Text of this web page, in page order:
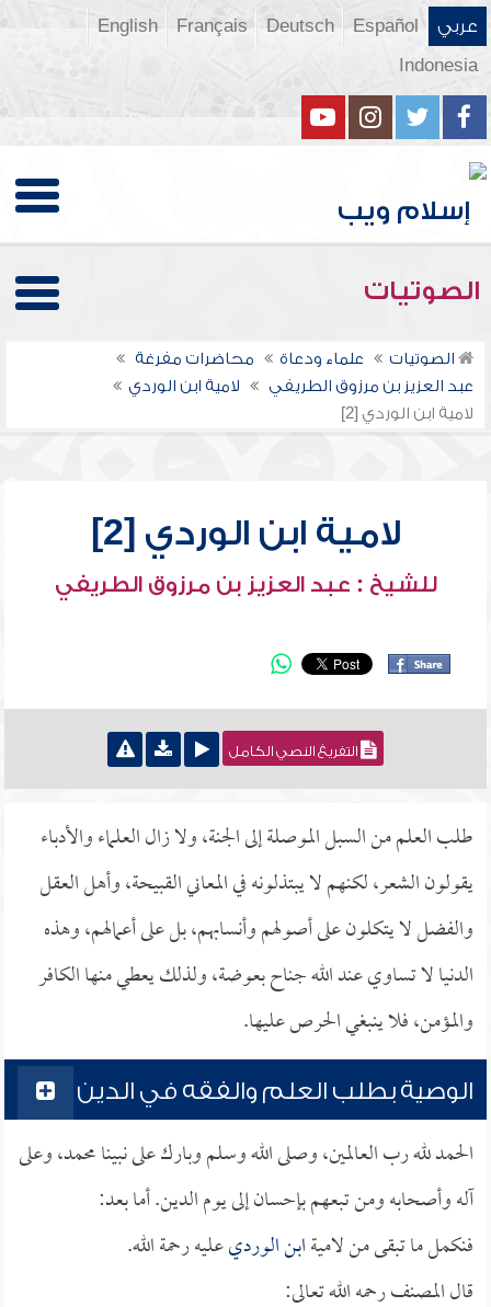
عربي Español
Deutsch
Français
English
Indonesia
الصوتيات
الصوتيات علماء ودعاة
محاضرات مفرغة
عبد العزيز بن مرزوق الطريفي
لامية ابن الوردي
لامية ابن الوردي [2]
لامية ابن الوردي [2]
للشيخ : عبد العزيز بن مرزوق الطريفي
التفريغ النصي الكامل
طلب العلم من السبل الموصلة إلى الجنة، ولا زال العلماء والأدباء
يقولون الشعر، لكنهم لا يبتذلونه في المعاني القبيحة، وأهل العقل
والفضل لا يتكلون على أصولهم وأنسابهم، بل على أعمالهم، وهذه
الدنيا لا تساوي عند الله جناح بعوضة، ولذلك يعطي منها الكافر
والمؤمن، فلا ينبغي الحرص عليها.
الوصية بطلب العلم والفقه في الدين
الحمد لله رب العالمين، وصلى الله وسلم وبارك على نبينا محمد، وعلى
آله وأصحابه ومن تبعهم بإحسان إلى يوم الدين. أما بعد:
فنكمل ما تبقى من لاميةابن الورديعليه رحمة الله.
قال المصنف رحمه الله تعالى: